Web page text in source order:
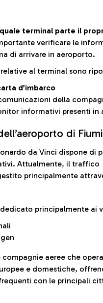
terminal parte il
verificare le
di arrivare in aeroporto.
al terminal sono
d’imbarco
della
informativi presenti in
di
da Vinci dispone di
Attualmente, il traffico
principalmente
principalmente ai
compagnie aeree che
e domestiche,
con le principali